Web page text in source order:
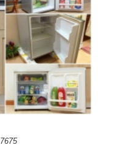
7675